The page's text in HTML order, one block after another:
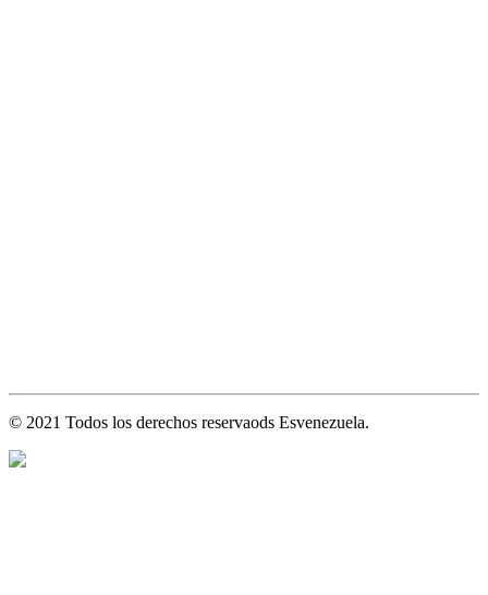
© 2021 Todos los derechos reservaods Esvenezuela.